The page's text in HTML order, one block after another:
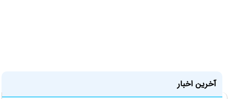
آخرین اخبار